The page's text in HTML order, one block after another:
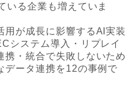
いる企業も増えていま
用が成長に影響するAI実装
システム導入・リプレイ
携・統合で失敗しないため
データ連携を12の事例で